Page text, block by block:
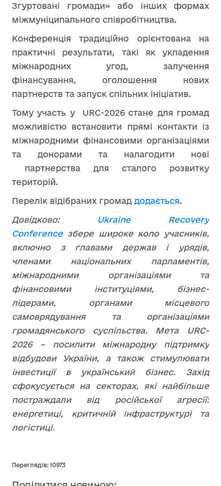
Згуртовані громади» або інших формах
міжмуніципального співробітництва.
Конференція традиційно орієнтована на
практичні результати, такі як укладення
міжнародних угод, залучення
фінансування, оголошення нових
партнерств та запуск спільних ініціатив.
Тому участь у URC-2026 стане для громад
можливістю встановити прямі контакти із
міжнародними фінансовими організаціями
та донорами та налагодити нові
партнерства для сталого розвитку
територій.
Перелік відібраних громад додається.
Довідково:
Ukraine Recovery
Conferenceзбере широке коло учасників,
включно з главами держав і урядів,
членами національних парламентів,
міжнародними організаціями та
фінансовими інституціями, бізнес-
лідерами, органами місцевого
самоврядування та організаціями
громадянського суспільства. Мета URC-
2026 – посилити міжнародну підтримку
відбудови України, а також стимулювати
інвестиції в український бізнес. Захід
сфокусується на секторах, які найбільше
постраждали від російської агресії:
енергетиці, критичній інфраструктурі та
логістиці.
Переглядів: 10973